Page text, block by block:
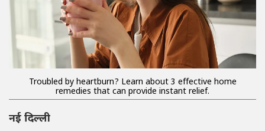
Troubled by heartburn? Learn about 3 effective home
remedies that can provide instant relief.
नई दिल्ली